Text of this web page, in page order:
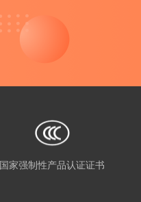
国家强制性产品认证证书